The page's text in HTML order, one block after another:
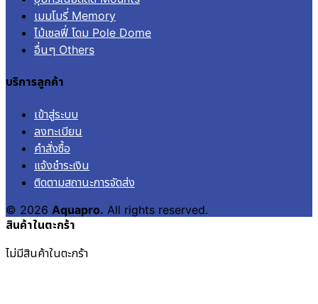
เมมโมรี่ Memory
ไม้เซลฟี่ โดม Pole Dome
อื่นๆ Others
บริการลูกค้า
เข้าสู่ระบบ
ลงทะเบียน
คำสั่งซื้อ
แจ้งชำระเงิน
ติดตามสถานะการจัดส่ง
© 2026 Aquapro. All rights reserved.
สินค้าในตะกร้า
ไม่มีสินค้าในตะกร้า